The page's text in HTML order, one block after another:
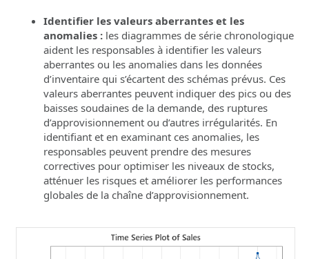
Identifier les valeurs aberrantes et les
anomalies : les diagrammes de série chronologique
aident les responsables à identifier les valeurs
aberrantes ou les anomalies dans les données
d’inventaire qui s’écartent des schémas prévus. Ces
valeurs aberrantes peuvent indiquer des pics ou des
baisses soudaines de la demande, des ruptures
d’approvisionnement ou d’autres irrégularités. En
identifiant et en examinant ces anomalies, les
responsables peuvent prendre des mesures
correctives pour optimiser les niveaux de stocks,
atténuer les risques et améliorer les performances
globales de la chaîne d’approvisionnement.